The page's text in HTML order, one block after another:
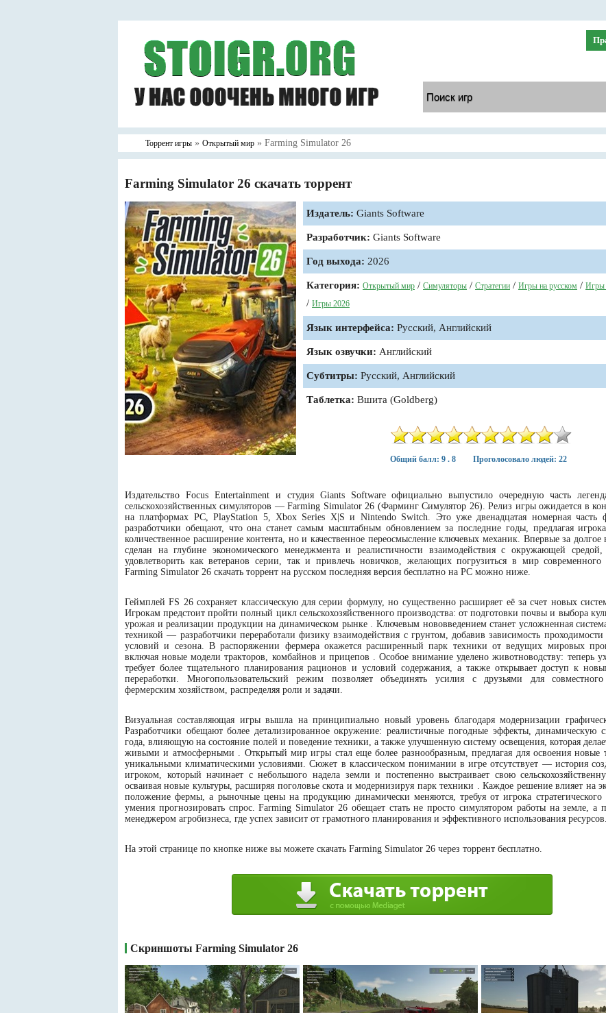
Торрент игры » Открытый мир » Farming Simulator 26
Farming Simulator 26 скачать торрент
Издатель: Giants Software
Разработчик: Giants Software
Год выхода: 2026
Категория: Открытый мир / Симуляторы / Стратегии / Игры на русском / Игры
/ Игры 2026
Язык интерфейса: Русский, Английский
Язык озвучки: Английский
Субтитры: Русский, Английский
Таблетка: Вшита (Goldberg)
Общий балл: 9 . 8 Проголосовало людей: 22
Издательство Focus Entertainment и студия Giants Software официально выпустило очередную часть
сельскохозяйственных симуляторов — Farming Simulator 26 (Фарминг Симулятор 26). Релиз игры ожидается в
на платформах PC, PlayStation 5, Xbox Series X|S и Nintendo Switch. Это уже двенадцатая номерная часть
разработчики обещают, что она станет самым масштабным обновлением за последние годы, предлагая
количественное расширение контента, но и качественное переосмысление ключевых механик. Впервые за долгое
сделан на глубине экономического менеджмента и реалистичности взаимодействия с окружающей
удовлетворить как ветеранов серии, так и привлечь новичков, желающих погрузиться в мир современного
Farming Simulator 26 скачать торрент на русском последняя версия бесплатно на PC можно ниже.
Геймплей FS 26 сохраняет классическую для серии формулу, но существенно расширяет её за счет новых
Игрокам предстоит пройти полный цикл сельскохозяйственного производства: от подготовки почвы и выбора
урожая и реализации продукции на динамическом рынке . Ключевым нововведением станет усложненная
техникой — разработчики переработали физику взаимодействия с грунтом, добавив зависимость
условий и сезона. В распоряжении фермера окажется расширенный парк техники от ведущих мировых
включая новые модели тракторов, комбайнов и прицепов . Особое внимание уделено животноводству: теперь
требует более тщательного планирования рационов и условий содержания, а также открывает доступ к
переработки. Многопользовательский режим позволяет объединять усилия с друзьями для
фермерским хозяйством, распределяя роли и задачи.
Визуальная составляющая игры вышла на принципиально новый уровень благодаря модернизации
Разработчики обещают более детализированное окружение: реалистичные погодные эффекты, динамическую
года, влияющую на состояние полей и поведение техники, а также улучшенную систему освещения, которая
живыми и атмосферными . Открытый мир игры стал еще более разнообразным, предлагая для освоения новые
уникальными климатическими условиями. Сюжет в классическом понимании в игре отсутствует — история
игроком, который начинает с небольшого надела земли и постепенно выстраивает свою
осваивая новые культуры, расширяя поголовье скота и модернизируя парк техники . Каждое решение влияет на
положение фермы, а рыночные цены на продукцию динамически меняются, требуя от игрока
умения прогнозировать спрос. Farming Simulator 26 обещает стать не просто симулятором работы на земле, а
менеджером агробизнеса, где успех зависит от грамотного планирования и эффективного использования ресурсов.
На этой странице по кнопке ниже вы можете скачать Farming Simulator 26 через торрент бесплатно.
Скриншоты Farming Simulator 26